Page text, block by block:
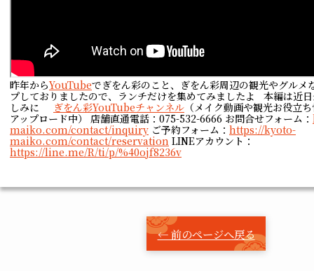
昨年からYouTubeでぎをん彩のこと、ぎをん彩周辺の観光やグルメ
プしておりましたので、ランチだけを集めてみましたよ 本編は近
しみに ぎをん彩YouTubeチャンネル （メイク動画や観光お役立
アップロード中） 店舗直通電話：075-532-6666 お問合せフォーム：
maiko.com/contact/inquiry ご予約フォーム： https://kyoto-
maiko.com/contact/reservation LINEアカウント：
https://line.me/R/ti/p/%40ojf8236v
← 前のページへ戻る